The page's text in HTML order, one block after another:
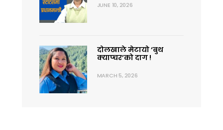
JUNE 10, 2026
दोलखाले मेटायो ‘बुथ
क्याप्चर’को दाग !
MARCH 5, 2026